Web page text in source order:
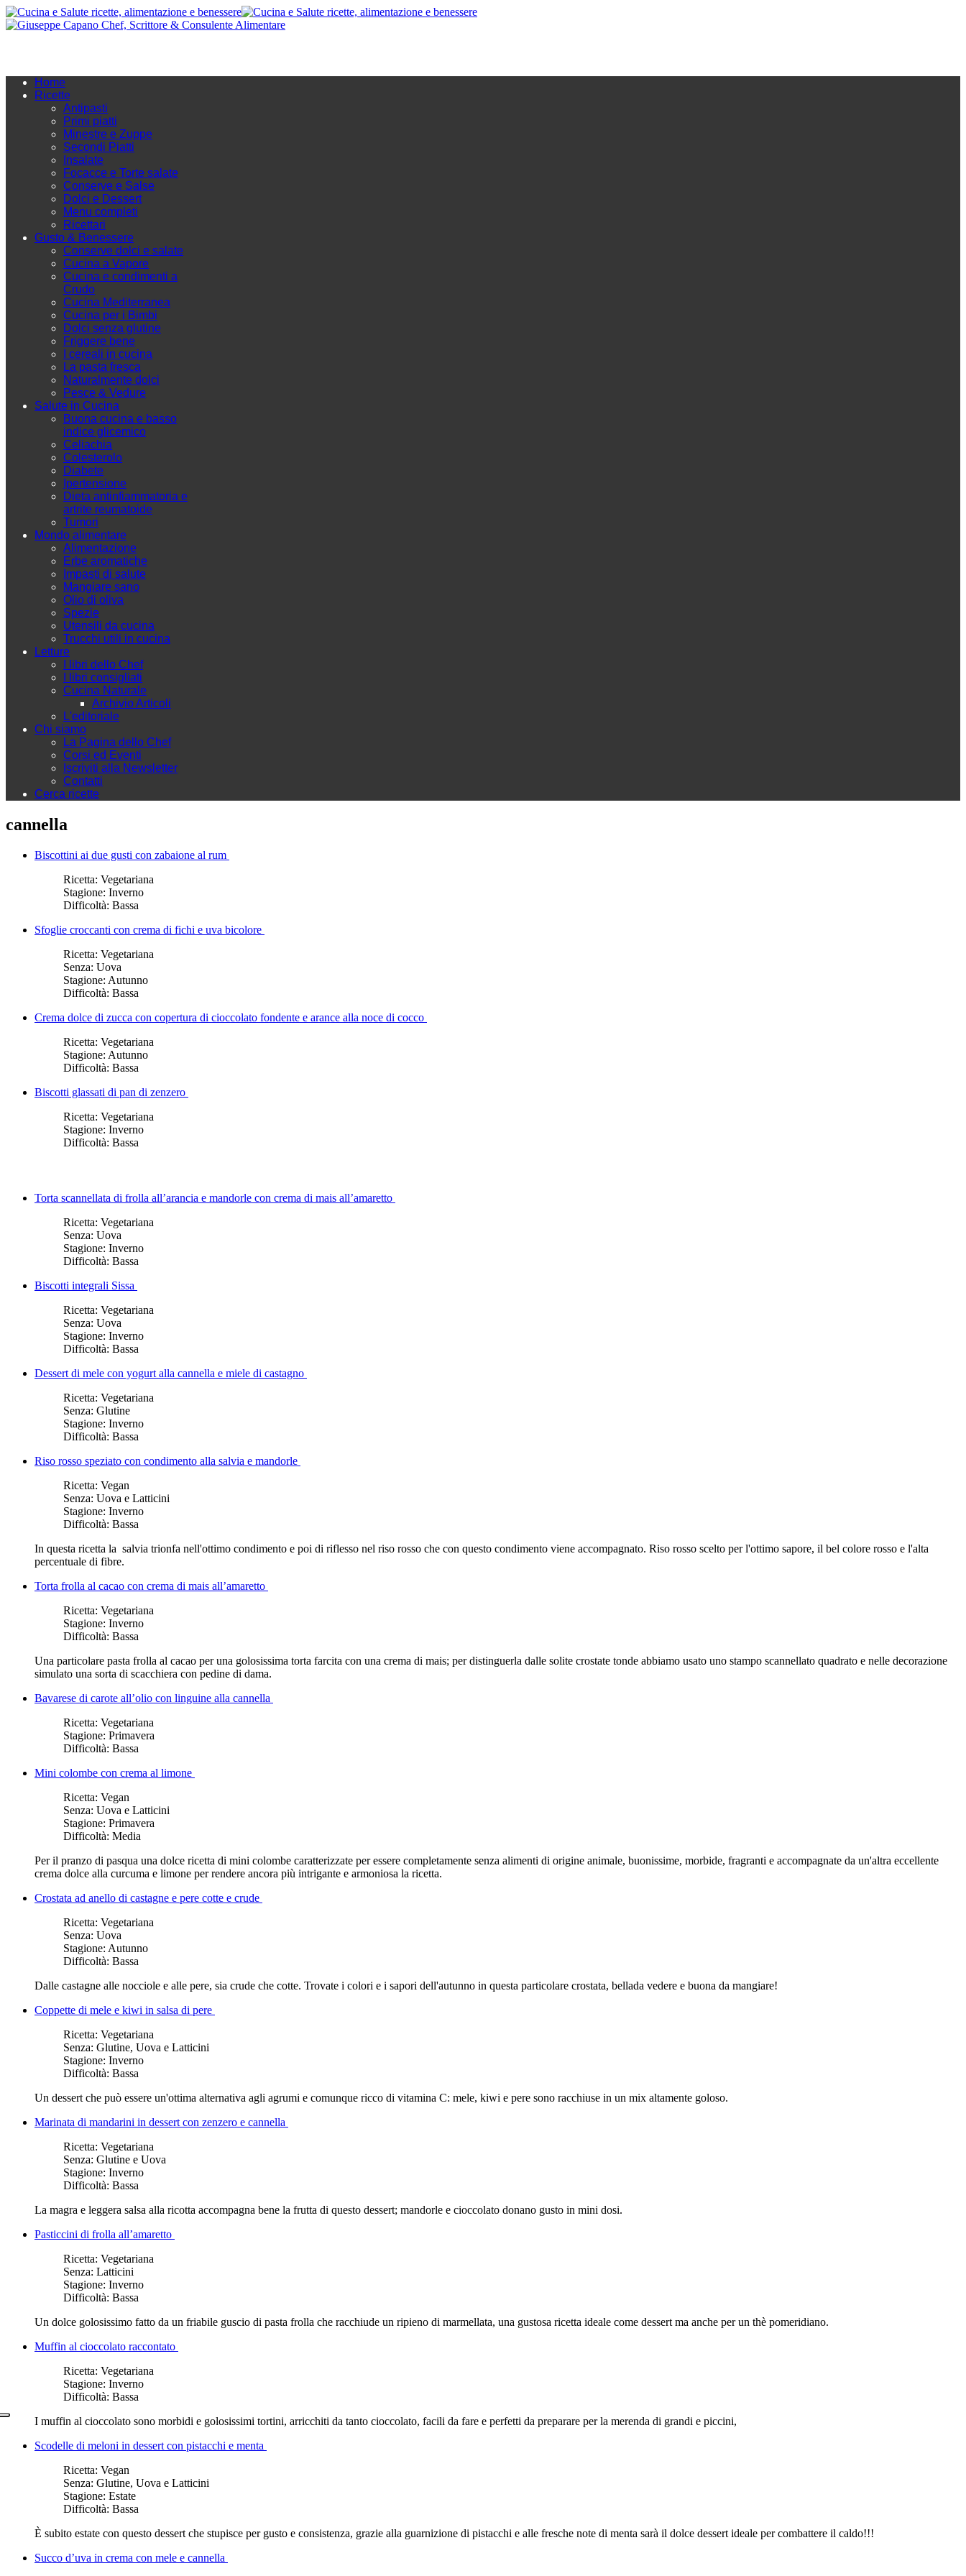
Home
Ricette
Antipasti
Primi piatti
Minestre e Zuppe
Secondi Piatti
Insalate
Focacce e Torte salate
Conserve e Salse
Dolci e Dessert
Menu completi
Ricettari
Gusto & Benessere
Conserve dolci e salate
Cucina a Vapore
Cucina e condimenti a
Crudo
Cucina Mediterranea
Cucina per i Bimbi
Dolci senza glutine
Friggere bene
I cereali in cucina
La pasta fresca
Naturalmente dolci
Pesce & Vedure
Salute in Cucina
Buona cucina e basso
indice glicemico
Celiachia
Colesterolo
Diabete
Ipertensione
Dieta antinfiammatoria e
artrite reumatoide
Tumori
Mondo alimentare
Alimentazione
Erbe aromatiche
Impasti di salute
Mangiare sano
Olio di oliva
Spezie
Utensili da cucina
Trucchi utili in cucina
Letture
I libri dello Chef
I libri consigliati
Cucina Naturale
Archivio Articoli
L'editoriale
Chi siamo
La Pagina dello Chef
Corsi ed Eventi
Iscriviti alla Newsletter
Contatti
Cerca ricette
cannella
Biscottini ai due gusti con zabaione al rum
Ricetta: Vegetariana
Stagione: Inverno
Difficoltà: Bassa
Sfoglie croccanti con crema di fichi e uva bicolore
Ricetta: Vegetariana
Senza: Uova
Stagione: Autunno
Difficoltà: Bassa
Crema dolce di zucca con copertura di cioccolato fondente e arance alla noce di cocco
Ricetta: Vegetariana
Stagione: Autunno
Difficoltà: Bassa
Biscotti glassati di pan di zenzero
Ricetta: Vegetariana
Stagione: Inverno
Difficoltà: Bassa
Torta scannellata di frolla all’arancia e mandorle con crema di mais all’amaretto
Ricetta: Vegetariana
Senza: Uova
Stagione: Inverno
Difficoltà: Bassa
Biscotti integrali Sissa
Ricetta: Vegetariana
Senza: Uova
Stagione: Inverno
Difficoltà: Bassa
Dessert di mele con yogurt alla cannella e miele di castagno
Ricetta: Vegetariana
Senza: Glutine
Stagione: Inverno
Difficoltà: Bassa
Riso rosso speziato con condimento alla salvia e mandorle
Ricetta: Vegan
Senza: Uova e Latticini
Stagione: Inverno
Difficoltà: Bassa
In questa ricetta la salvia trionfa nell'ottimo condimento e poi di riflesso nel riso rosso che con questo condimento viene accompagnato. Riso rosso scelto per l'ottimo sapore, il bel colore rosso e l'alta
percentuale di fibre.
Torta frolla al cacao con crema di mais all’amaretto
Ricetta: Vegetariana
Stagione: Inverno
Difficoltà: Bassa
Una particolare pasta frolla al cacao per una golosissima torta farcita con una crema di mais; per distinguerla dalle solite crostate tonde abbiamo usato uno stampo scannellato quadrato e nelle decorazione
simulato una sorta di scacchiera con pedine di dama.
Bavarese di carote all’olio con linguine alla cannella
Ricetta: Vegetariana
Stagione: Primavera
Difficoltà: Bassa
Mini colombe con crema al limone
Ricetta: Vegan
Senza: Uova e Latticini
Stagione: Primavera
Difficoltà: Media
Per il pranzo di pasqua una dolce ricetta di mini colombe caratterizzate per essere completamente senza alimenti di origine animale, buonissime, morbide, fragranti e accompagnate da un'altra eccellente
crema dolce alla curcuma e limone per rendere ancora più intrigante e armoniosa la ricetta.
Crostata ad anello di castagne e pere cotte e crude
Ricetta: Vegetariana
Senza: Uova
Stagione: Autunno
Difficoltà: Bassa
Dalle castagne alle nocciole e alle pere, sia crude che cotte. Trovate i colori e i sapori dell'autunno in questa particolare crostata, bellada vedere e buona da mangiare!
Coppette di mele e kiwi in salsa di pere
Ricetta: Vegetariana
Senza: Glutine, Uova e Latticini
Stagione: Inverno
Difficoltà: Bassa
Un dessert che può essere un'ottima alternativa agli agrumi e comunque ricco di vitamina C: mele, kiwi e pere sono racchiuse in un mix altamente goloso.
Marinata di mandarini in dessert con zenzero e cannella
Ricetta: Vegetariana
Senza: Glutine e Uova
Stagione: Inverno
Difficoltà: Bassa
La magra e leggera salsa alla ricotta accompagna bene la frutta di questo dessert; mandorle e cioccolato donano gusto in mini dosi.
Pasticcini di frolla all’amaretto
Ricetta: Vegetariana
Senza: Latticini
Stagione: Inverno
Difficoltà: Bassa
Un dolce golosissimo fatto da un friabile guscio di pasta frolla che racchiude un ripieno di marmellata, una gustosa ricetta ideale come dessert ma anche per un thè pomeridiano.
Muffin al cioccolato raccontato
Ricetta: Vegetariana
Stagione: Inverno
Difficoltà: Bassa
I muffin al cioccolato sono morbidi e golosissimi tortini, arricchiti da tanto cioccolato, facili da fare e perfetti da preparare per la merenda di grandi e piccini,
Scodelle di meloni in dessert con pistacchi e menta
Ricetta: Vegan
Senza: Glutine, Uova e Latticini
Stagione: Estate
Difficoltà: Bassa
È subito estate con questo dessert che stupisce per gusto e consistenza, grazie alla guarnizione di pistacchi e alle fresche note di menta sarà il dolce dessert ideale per combattere il caldo!!!
Succo d’uva in crema con mele e cannella